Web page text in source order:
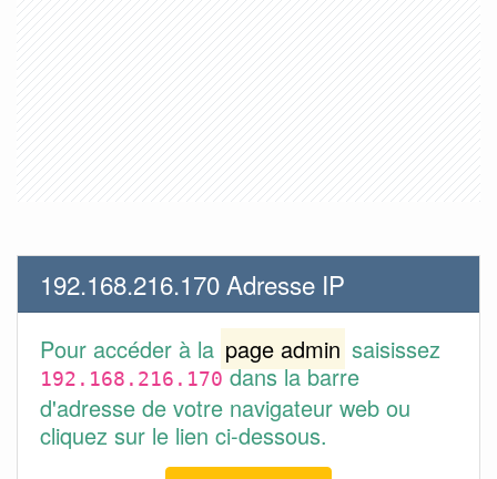
192.168.216.170 Adresse IP
Pour accéder à la page admin saisissez
192.168.216.170dans la barre
d'adresse de votre navigateur web ou
cliquez sur le lien ci-dessous.